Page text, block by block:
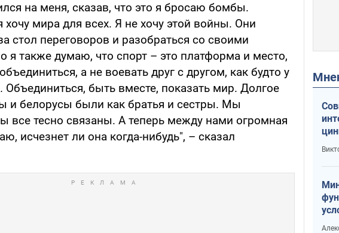
на меня, сказав, что это я бросаю бомбы.
хочу мира для всех. Я не хочу этой войны. Они
стол переговоров и разобраться со своими
я также думаю, что спорт – это платформа и место,
а не воевать друг с другом, как будто у
Объединиться, быть вместе, показать мир. Долгое
и белорусы были как братья и сестры. Мы
все тесно связаны. А теперь между нами огромная
исчезнет ли она когда-нибудь", – сказал